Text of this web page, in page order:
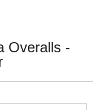
Overalls -